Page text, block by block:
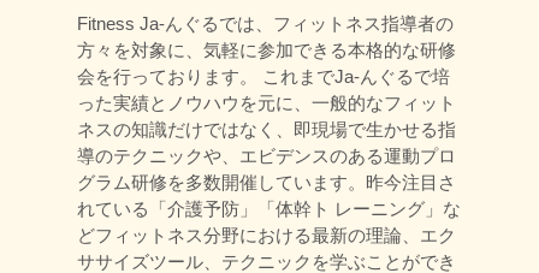
Fitness Ja-んぐるでは、フィットネス指導者の
方々を対象に、気軽に参加できる本格的な研修
会を行っております。 これまでJa-んぐるで培
った実績とノウハウを元に、一般的なフィット
ネスの知識だけではなく、即現場で生かせる指
導のテクニックや、エビデンスのある運動プロ
グラム研修を多数開催しています。昨今注目さ
れている「介護予防」「体幹ト レーニング」な
どフィットネス分野における最新の理論、エク
ササイズツール、テクニックを学ぶことができ